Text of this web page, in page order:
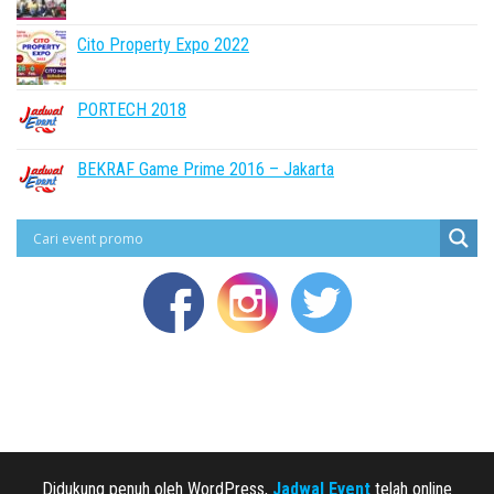
Cito Property Expo 2022
PORTECH 2018
BEKRAF Game Prime 2016 – Jakarta
Didukung penuh oleh WordPress, Jadwal Event telah online